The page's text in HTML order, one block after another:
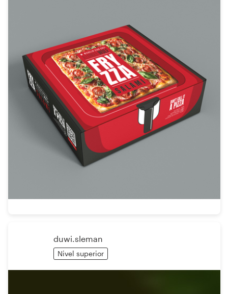
duwi.sleman
Nivel superior